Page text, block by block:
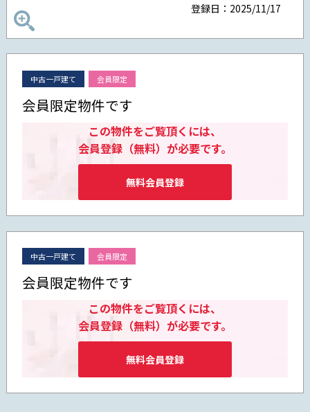
登録日：2025/11/17
中古一戸建て 会員限定
会員限定物件です
この物件をご覧頂くには、
会員登録（無料）が必要です。
無料会員登録
中古一戸建て 会員限定
会員限定物件です
この物件をご覧頂くには、
会員登録（無料）が必要です。
無料会員登録